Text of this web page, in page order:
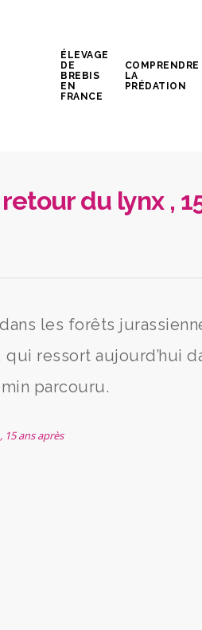
ÉLEVAGE
DE
BREBIS
EN
FRANCE
COMPRENDRE
LA
PRÉDATION
du lynx ,
les forêts
qui ressort aujourd’hui
parcouru.
15 ans après